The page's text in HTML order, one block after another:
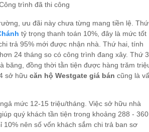
trình đã thi công
ưu đãi này chưa từng mang tiền lệ. Thứ
tỷ trọng thanh toán 10%, đây là mức tốt
trả 95% mới được nhận nhà. Thứ hai, tính
24 tháng so có công trình đang xây. Thứ 3,
băng, đồng thời tằn tiện được hàng trăm
sở hữu căn hộ Westgate giá bán cũng là
mức 12-15 triệu/tháng. Việc sở hữu nhà
quý khách tần tiện trong khoảng 288 - 360
nên số vốn khách sắm chi trả ban sơ